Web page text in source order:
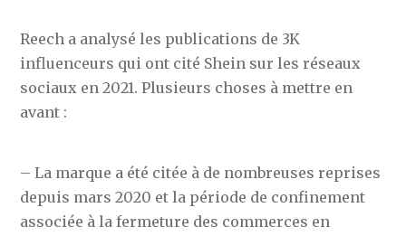
Reech a analysé les publications de 3K
influenceurs qui ont cité Shein sur les réseaux
sociaux en 2021. Plusieurs choses à mettre en
avant :
– La marque a été citée à de nombreuses reprises
depuis mars 2020 et la période de confinement
associée à la fermeture des commerces en